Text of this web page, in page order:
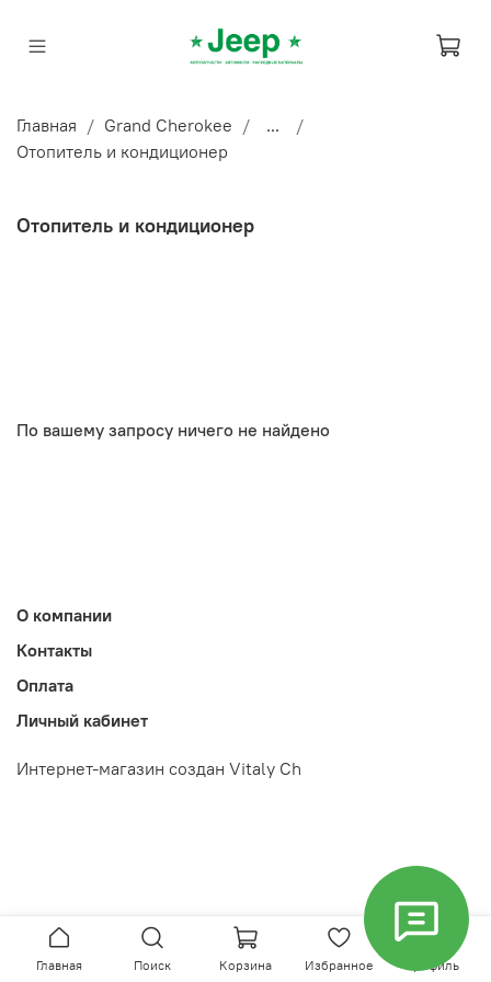
Главная Grand Cherokee
...
Отопитель и кондиционер
Отопитель и кондиционер
По вашему запросу ничего не найдено
О компании
Контакты
Оплата
Личный кабинет
Интернет-магазин создан Vitaly Ch
Главная Поиск Корзина Избранное Профиль